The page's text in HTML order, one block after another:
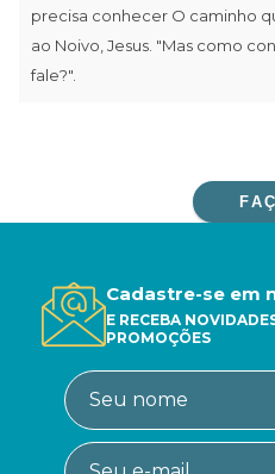
precisa conhecer O caminho
ao Noivo, Jesus. "Mas como
fale?".
Cadastre-se em
E RECEBA
PROMOÇÕES